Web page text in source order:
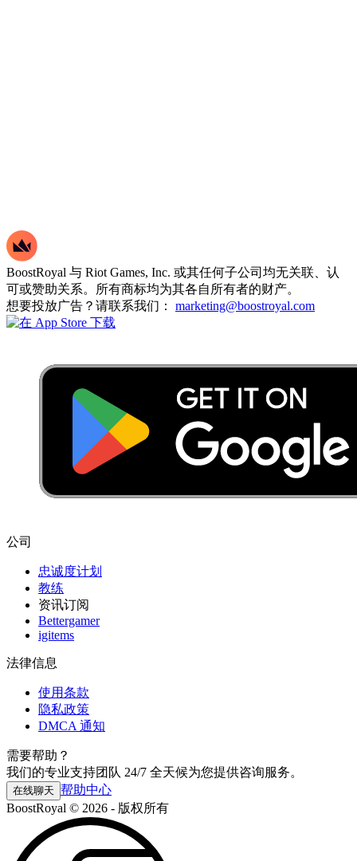
BoostRoyal 与 Riot Games, Inc. 或其任何子公司均无关联、认
可或赞助关系。所有商标均为其各自所有者的财产。
想要投放广告？请联系我们： marketing@boostroyal.com
公司
忠诚度计划
教练
资讯订阅
Bettergamer
igitems
法律信息
使用条款
隐私政策
DMCA 通知
需要帮助？
我们的专业支持团队 24/7 全天候为您提供咨询服务。
在线聊天 帮助中心
BoostRoyal © 2026 - 版权所有